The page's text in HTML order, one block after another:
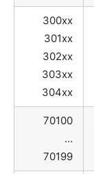
300xx
301xx
302xx
303xx
304xx
70100
…
70199